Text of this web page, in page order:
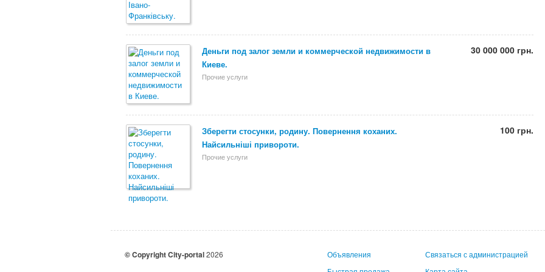
Деньги под залог земли и коммерческой недвижимости в
Киеве.
Прочие услуги
30 000 000 грн.
Зберегти стосунки, родину. Повернення коханих.
Найсильніші привороти.
Прочие услуги
100 грн.
© Copyright City-portal2026
Объявления
Связаться с администрацией